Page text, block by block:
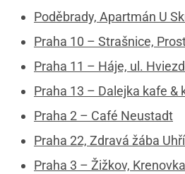
Poděbrady, Apartmán U
Praha 10 – Strašnice,
Praha 11 – Háje, ul.
Praha 13 – Dalejka kafe &
Praha 2 – Café Neustadt
Praha 22, Zdravá žába
Praha 3 – Žižkov, Krenovka